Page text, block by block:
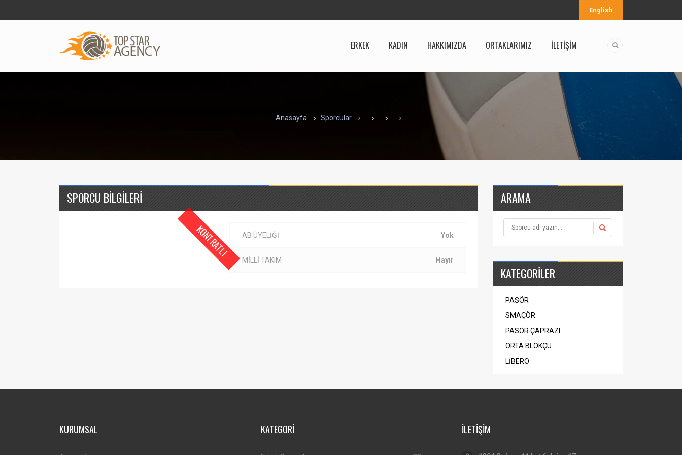
English
ERKEK KADIN HAKKIMIZDA ORTAKLARIMIZ İLETİŞİM
Anasayfa Sporcular
SPORCU BİLGİLERİ
KONTRATLI AB ÜYELİĞİ Yok
MİLLİ TAKIM Hayır
ARAMA
KATEGORİLER
PASÖR
SMAÇÖR
PASÖR ÇAPRAZI
ORTA BLOKÇU
LİBERO
KURUMSAL KATEGORİ İLETİŞİM